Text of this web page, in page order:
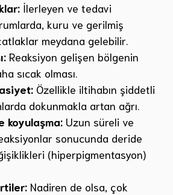
İlerleyen ve tedavi
kuru ve gerilmiş
meydana gelebilir.
Reaksiyon gelişen bölgenin
sıcak olması.
Özellikle iltihabın şiddetli
dokunmakla artan ağrı.
koyulaşma: Uzun süreli ve
sonucunda deride
(hiperpigmentasyon)
Nadiren de olsa, çok